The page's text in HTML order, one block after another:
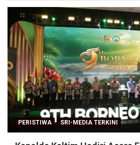
PERISTIWA SRI-MEDIA TERKINI